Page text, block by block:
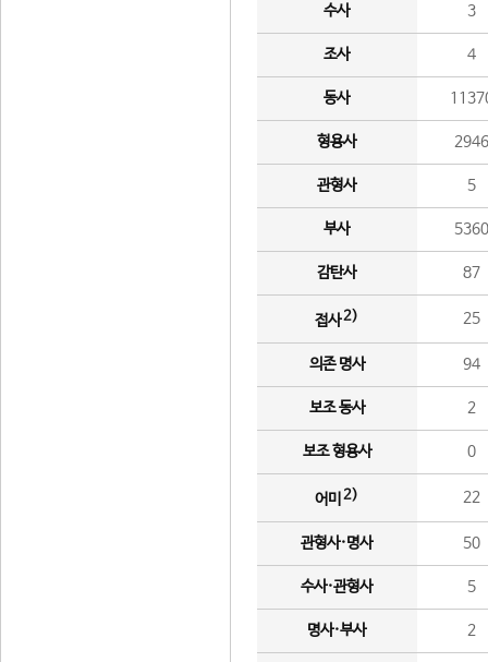
수사 3
조사 4
동사
형용사 2946
관형사 5
부사 5360
감탄사 87
접사2) 25
의존 명사 94
보조 동사 2
보조 형용사 0
어미 2) 22
관형사·명사 50
수사·관형사 5
명사·부사 2